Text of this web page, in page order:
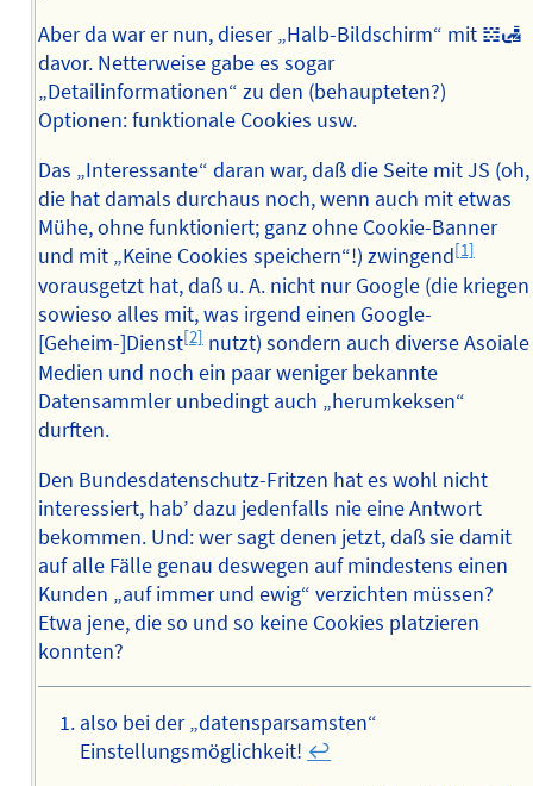
Aber da war er nun, dieser „Halb-Bildschirm“ mit 𝍌🛃
davor. Netterweise gabe es sogar
„Detailinformationen“ zu den (behaupteten?)
Optionen: funktionale Cookies usw.
Das „Interessante“ daran war, daß die Seite mit JS (oh,
die hat damals durchaus noch, wenn auch mit etwas
Mühe, ohne funktioniert; ganz ohne Cookie-Banner
und mit „Keine Cookies speichern“!) zwingend[1]
vorausgetzt hat, daß u. A. nicht nur Google (die kriegen
sowieso alles mit, was irgend einen Google-
[Geheim-]Dienst[2]nutzt) sondern auch diverse Asoiale
Medien und noch ein paar weniger bekannte
Datensammler unbedingt auch „herumkeksen“
durften.
Den Bundesdatenschutz-Fritzen hat es wohl nicht
interessiert, hab’ dazu jedenfalls nie eine Antwort
bekommen. Und: wer sagt denen jetzt, daß sie damit
auf alle Fälle genau deswegen auf mindestens einen
Kunden „auf immer und ewig“ verzichten müssen?
Etwa jene, die so und so keine Cookies platzieren
konnten?
also bei der „datensparsamsten“
Einstellungsmöglichkeit! ↩︎